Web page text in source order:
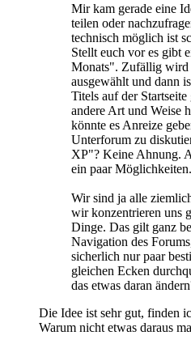
Mir kam gerade eine
teilen oder
technisch möglich ist
Stellt euch vor es gibt
Monats". Zufällig wird
ausgewählt und dann
Titels auf der
andere Art und Weise
könnte es Anreize
Unterforum zu
XP"? Keine Ahnung.
ein paar Möglichkeiten.
Wir sind ja alle
wir konzentrieren uns
Dinge. Das gilt ganz
Navigation des
sicherlich nur paar
gleichen Ecken
das etwas daran
Die Idee ist sehr gut, finden
Warum nicht etwas daraus